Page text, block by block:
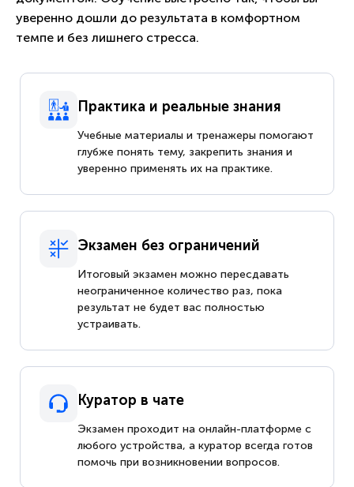
уверенно дошли до результата в комфортном
темпе и без лишнего стресса.
Практика и реальные знания
Учебные материалы и тренажеры помогают
глубже понять тему, закрепить знания и
уверенно применять их на практике.
Экзамен без ограничений
Итоговый экзамен можно пересдавать
неограниченное количество раз, пока
результат не будет вас полностью
устраивать.
Куратор в чате
Экзамен проходит на онлайн-платформе с
любого устройства, а куратор всегда готов
помочь при возникновении вопросов.